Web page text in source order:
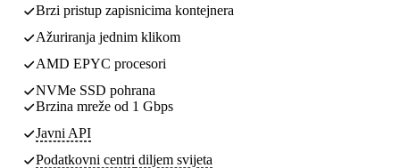
Brzi pristup zapisnicima kontejnera
Ažuriranja jednim klikom
AMD EPYC procesori
NVMe SSD pohrana
Brzina mreže od 1 Gbps
Javni API
Podatkovni centri diljem svijeta